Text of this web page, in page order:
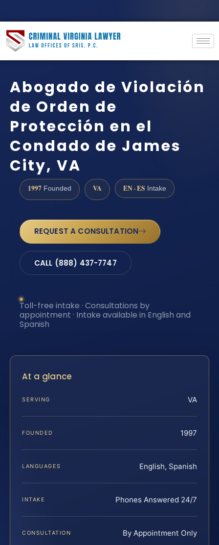
Abogado de Violación
de Orden de
Protección en el
Condado de James
City, VA
1997 Founded VA EN · ES Intake
REQUEST A CONSULTATION
CALL (888) 437-7747
Toll-free intake · Consultations by
appointment · Intake available in English and
Spanish
At a glance
SERVING VA
FOUNDED 1997
LANGUAGES English, Spanish
INTAKE Phones Answered 24/7
CONSULTATION By Appointment Only